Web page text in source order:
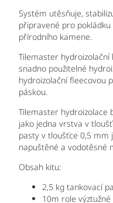
Systém utěsňuje,
připravené pro
přírodního kamene.
Tilemaster
snadno použitelné
hydroizolační fleecovou
páskou.
Tilemaster hydroizolace
jako jedna vrstva v
pasty v tloušťce 0,5 mm
napuštěné a vodotěsné
Obsah kitu:
2,5 kg tankovací
10m role výztužné